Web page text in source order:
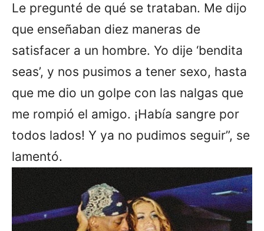
Le pregunté de qué se trataban. Me dijo
que enseñaban diez maneras de
satisfacer a un hombre. Yo dije ‘bendita
seas’, y nos pusimos a tener sexo, hasta
que me dio un golpe con las nalgas que
me rompió el amigo. ¡Había sangre por
todos lados! Y ya no pudimos seguir”, se
lamentó.